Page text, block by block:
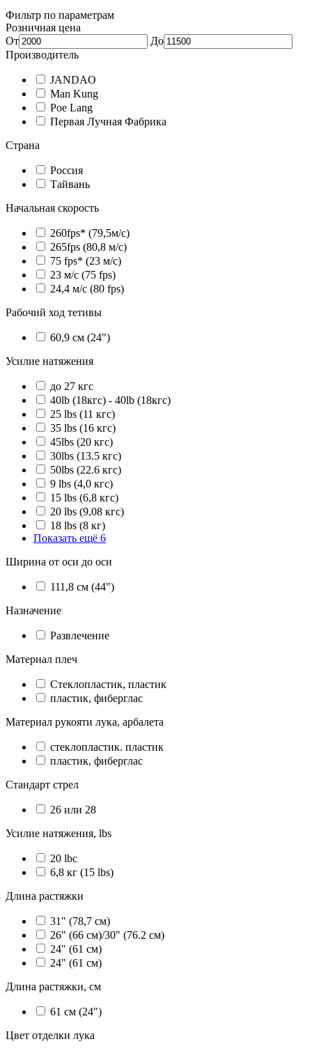
Фильтр по параметрам
Розничная цена
От
До
Производитель
JANDAO
Man Kung
Poe Lang
Первая Лучная Фабрика
Страна
Россия
Тайвань
Начальная скорость
260fps* (79,5м/с)
265fps (80,8 м/с)
75 fps* (23 м/с)
23 м/с (75 fps)
24,4 м/с (80 fps)
Рабочий ход тетивы
60,9 см (24")
Усилие натяжения
до 27 кгс
40lb (18кгс) - 40lb (18кгс)
25 lbs (11 кгс)
35 lbs (16 кгс)
45lbs (20 кгс)
30lbs (13.5 кгс)
50lbs (22.6 кгс)
9 lbs (4,0 кгс)
15 lbs (6,8 кгс)
20 lbs (9,08 кгс)
18 lbs (8 кг)
Показать ещё 6
Ширина от оси до оси
111,8 см (44")
Назначение
Развлечение
Материал плеч
Стеклопластик, пластик
пластик, фиберглас
Материал рукояти лука, арбалета
стеклопластик. пластик
пластик, фиберглас
Стандарт стрел
26 или 28
Усилие натяжения, lbs
20 lbc
6,8 кг (15 lbs)
Длина растяжки
31" (78,7 см)
26" (66 см)/30" (76.2 см)
24" (61 см)
24" (61 см)
Длина растяжки, см
61 см (24")
Цвет отделки лука